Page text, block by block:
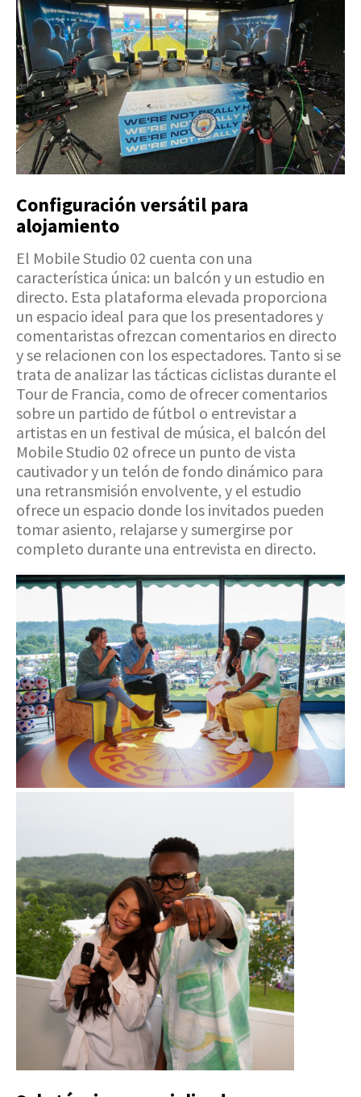
Configuración versátil para
alojamiento
El Mobile Studio 02 cuenta con una
característica única: un balcón y un estudio en
directo. Esta plataforma elevada proporciona
un espacio ideal para que los presentadores y
comentaristas ofrezcan comentarios en directo
y se relacionen con los espectadores. Tanto si se
trata de analizar las tácticas ciclistas durante el
Tour de Francia, como de ofrecer comentarios
sobre un partido de fútbol o entrevistar a
artistas en un festival de música, el balcón del
Mobile Studio 02 ofrece un punto de vista
cautivador y un telón de fondo dinámico para
una retransmisión envolvente, y el estudio
ofrece un espacio donde los invitados pueden
tomar asiento, relajarse y sumergirse por
completo durante una entrevista en directo.